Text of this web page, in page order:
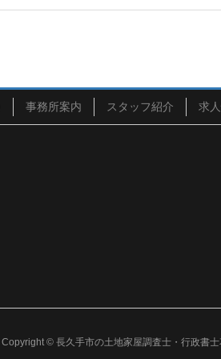
事務所案内 スタッフ紹介 求
Copyright © 長久手市の土地家屋調査士・行政書